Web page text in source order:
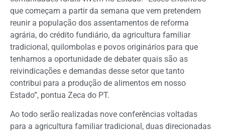
que começam a partir da semana que vem pretendem
reunir a população dos assentamentos de reforma
agrária, do crédito fundiário, da agricultura familiar
tradicional, quilombolas e povos originários para que
tenhamos a oportunidade de debater quais são as
reivindicações e demandas desse setor que tanto
contribui para a produção de alimentos em nosso
Estado”, pontua Zeca do PT.
Ao todo serão realizadas nove conferências voltadas
para a agricultura familiar tradicional, duas direcionadas